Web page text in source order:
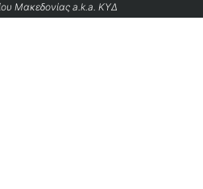
Μακεδονίας a.k.a. ΚΥΔ